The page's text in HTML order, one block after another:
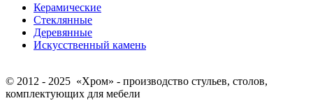
Керамические
Стеклянные
Деревянные
Искусственный камень
© 2012 - 2025 «Хром» - производство стульев, столов,
комплектующих для мебели